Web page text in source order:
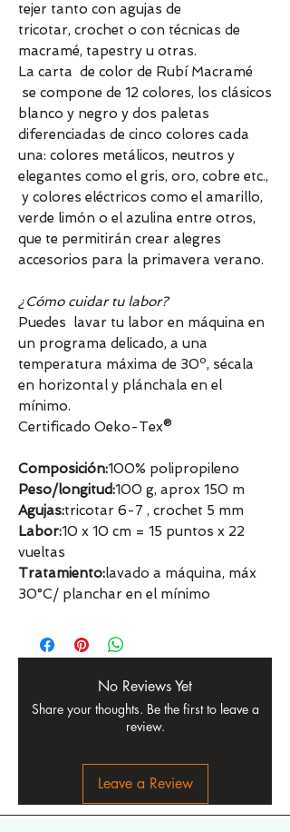
tejer tanto con agujas de
tricotar, crochet o con técnicas de
macramé, tapestry u otras.
La carta de color de Rubí Macramé
se compone de 12 colores, los clásicos
blanco y negro y dos paletas
diferenciadas de cinco colores cada
una: colores metálicos, neutros y
elegantes como el gris, oro, cobre etc.,
y colores eléctricos como el amarillo,
verde limón o el azulina entre otros,
que te permitirán crear alegres
accesorios para la primavera verano.
¿Cómo cuidar tu labor?
Puedes lavar tu labor en máquina en
un programa delicado, a una
temperatura máxima de 30º, sécala
en horizontal y plánchala en el
mínimo.
Certificado Oeko-Tex®
Composición:100% polipropileno
Peso/longitud:100 g, aprox 150 m
Agujas:tricotar 6-7 , crochet 5 mm
Labor:10 x 10 cm = 15 puntos x 22
vueltas
Tratamiento:lavado a máquina, máx
30°C/ planchar en el mínimo
No Reviews Yet
Share your thoughts. Be the first to leave a
review.
Leave a Review